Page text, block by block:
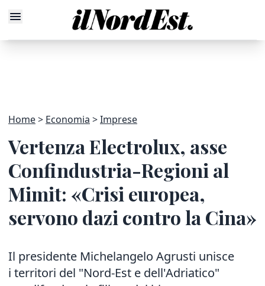
Home Economia Imprese
Vertenza Electrolux, asse
Confindustria-Regioni al
Mimit: «Crisi europea,
servono dazi contro la Cina»
Il presidente Michelangelo Agrusti unisce
i territori del "Nord-Est e dell'Adriatico"